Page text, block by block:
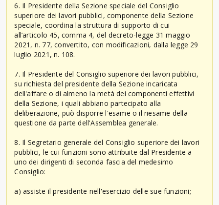
6. Il Presidente della Sezione speciale del Consiglio
superiore dei lavori pubblici, componente della Sezione
speciale, coordina la struttura di supporto di cui
all’articolo 45, comma 4, del decreto-legge 31 maggio
2021, n. 77, convertito, con modificazioni, dalla legge 29
luglio 2021, n. 108.
7. Il Presidente del Consiglio superiore dei lavori pubblici,
su richiesta del presidente della Sezione incaricata
dell'affare o di almeno la metà dei componenti effettivi
della Sezione, i quali abbiano partecipato alla
deliberazione, può disporre l'esame o il riesame della
questione da parte dell'Assemblea generale.
8. Il Segretario generale del Consiglio superiore dei lavori
pubblici, le cui funzioni sono attribuite dal Presidente a
uno dei dirigenti di seconda fascia del medesimo
Consiglio:
a) assiste il presidente nell'esercizio delle sue funzioni;